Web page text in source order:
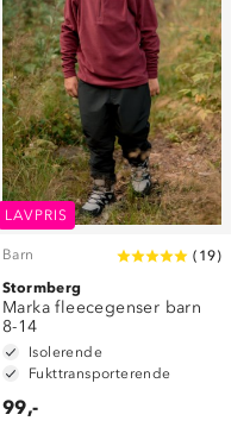
LAVPRIS
Barn ( 19)
Stormberg
Marka fleecegenser barn
8-14
Isolerende
Fukttransporterende
99,-